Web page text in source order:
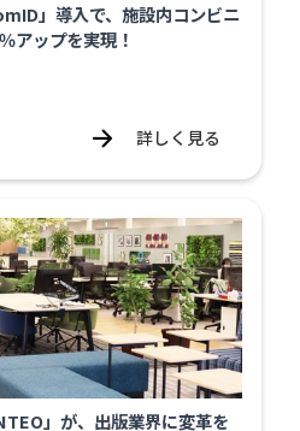
」導入で、施設内コンビニ
アップを実現！
詳しく見る
」が、出版業界に変革を